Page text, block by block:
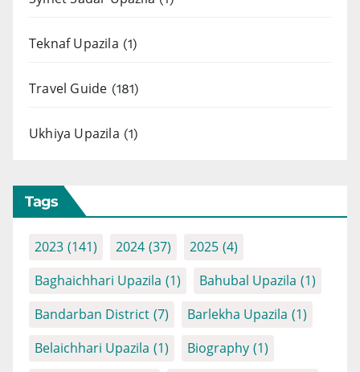
Teknaf Upazila (1)
Travel Guide (181)
Ukhiya Upazila (1)
Tags
2023 (141) 2024 (37) 2025 (4)
Baghaichhari Upazila (1) Bahubal Upazila (1)
Bandarban District (7) Barlekha Upazila (1)
Belaichhari Upazila (1) Biography (1)